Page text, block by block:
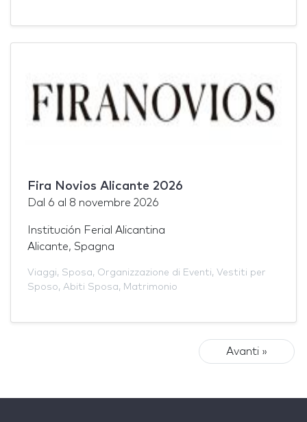
Fira Novios Alicante 2026
Dal 6 al 8 novembre 2026
Institución Ferial Alicantina
Alicante, Spagna
Viaggi, Sposa, Organizzazione di Eventi, Vestiti per
Sposo, Abiti Sposa, Matrimonio
Avanti »